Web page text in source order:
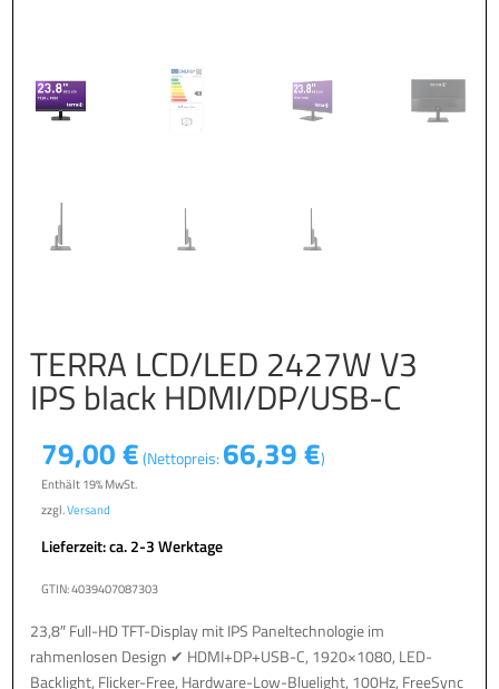
TERRA LCD/LED 2427W V3
IPS black HDMI/DP/USB-C
79,00€ (Nettopreis: 66,39€)
Enthält 19% MwSt.
zzgl.Versand
Lieferzeit: ca. 2-3 Werktage
GTIN: 4039407087303
23,8″ Full-HD TFT-Display mit IPS Paneltechnologie im
rahmenlosen Design ✔ HDMI+DP+USB-C, 1920×1080, LED-
Backlight, Flicker-Free, Hardware-Low-Bluelight, 100Hz, FreeSync